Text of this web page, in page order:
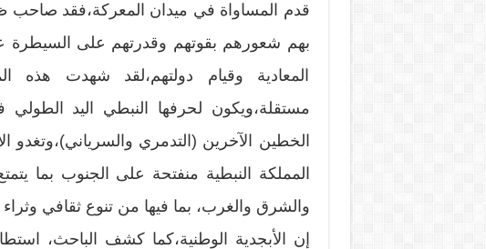
قدم المساواة في ميدان المعركة،فقد صاحب
بهم شعورهم بقوتهم وقدرتهم على
المعادية وقيام دولتهم،لقد شهدت هذه
مستقلة،ويكون لحرفها النبطي اليد
الخطين الآخرين (التدمري والسرياني)،وتغدو
المملكة النبطية منفتحة على الجنوب بما
والشرق والغرب، بما فيها من تنوع ثقافي
إن الأبجدية الوطنية،كما كشف الباحث،